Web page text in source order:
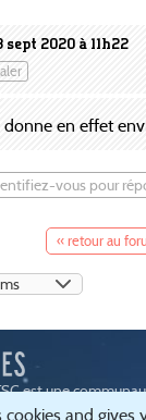
sept 2020 à 11h22
donne en effet
vous pour
« retour au
est une
de simulation
cookies and gives